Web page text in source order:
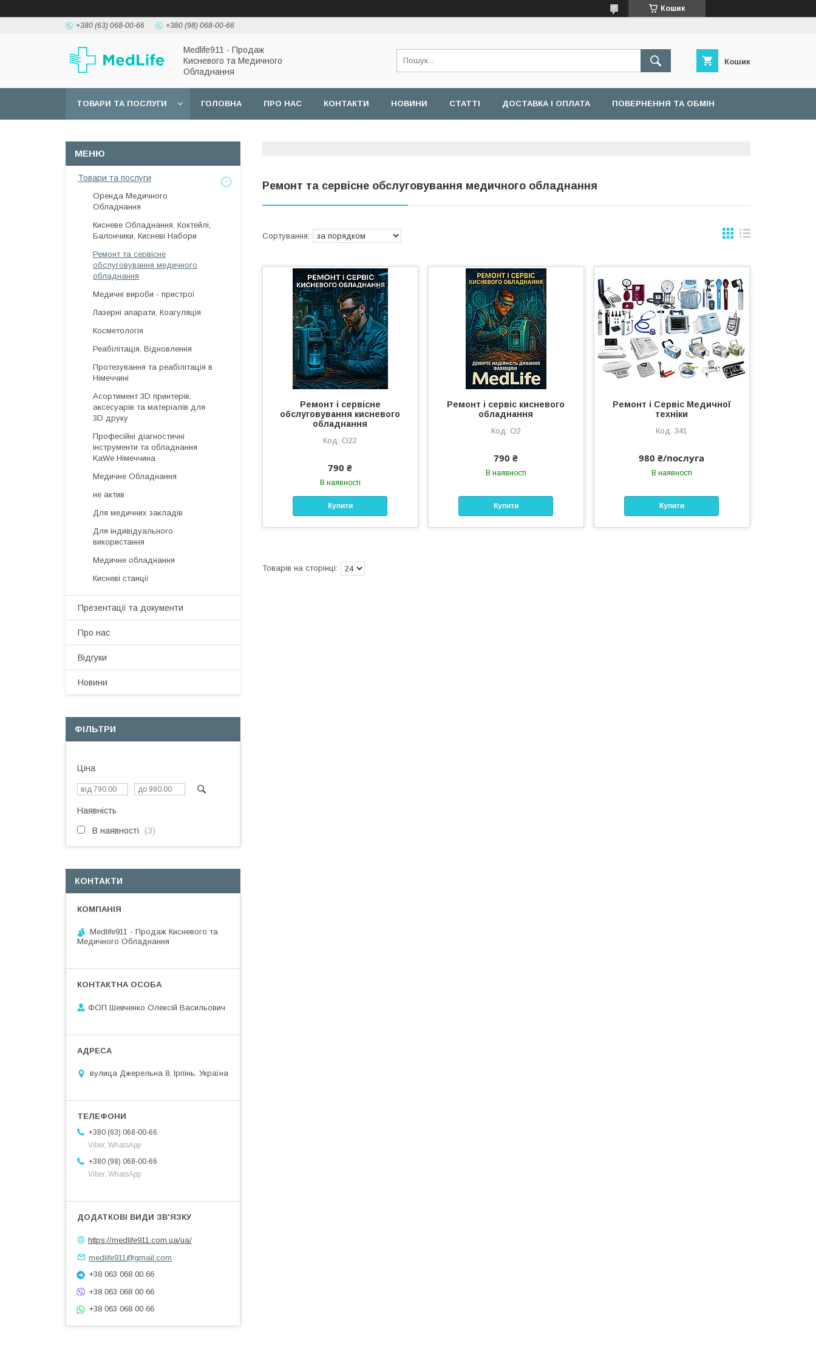
Кошик
+380 (63) 068-00-66 +380 (98) 068-00-66
Medlife911 - Продаж
Кисневого та Медичного
Обладнання
Кошик
ТОВАРИ ТА ПОСЛУГИ ГОЛОВНА ПРО НАС КОНТАКТИ НОВИНИ СТАТТІ ДОСТАВКА І ОПЛАТА ПОВЕРНЕННЯ ТА ОБМІН
Ремонт та сервісне обслуговування медичного обладнання
Ремонт і сервісне
обслуговування кисневого
обладнання
О22
790 ₴
В наявності
Купити
Ремонт і сервіс кисневого
обладнання
О2
790 ₴
В наявності
Купити
Ремонт і Сервіс Медичної
техніки
341
980 ₴/послуга
В наявності
Купити
Товари та послуги
Оренда Медичного
Обладнання
Кисневе Обладнання, Коктейлі,
Балончики, Кисневі Набори
Ремонт та сервісне
обслуговування медичного
обладнання
Медичні вироби - пристрої
Лазерні апарати, Коагуляція
Косметологія
Реабілітація, Відновлення
Протезування та реабілітація в
Німеччині
Асортимент 3D принтерів,
аксесуарів та матеріалів для
3D друку
Професійні діагностичні
інструменти та обладнання
KaWe Німеччина
Медичне Обладнання
не актив
Для медичних закладів
Для індивідуального
використання
Медичне обладнання
Кисневі станції
Презентації та документи
Про нас
Відгуки
Новини
ФІЛЬТРИ
Ціна
Наявність
В наявності 3
КОНТАКТИ
Medlife911 - Продаж Кисневого та
Медичного Обладнання
ФОП Шевченко Олексій Васильович
вулица Джерельна 8, Ірпінь, Україна
+380 (63) 068-00-66
Viber, WhatsApp
+380 (98) 068-00-66
Viber, WhatsApp
https://medlife911.com.ua/ua/
medlife911@gmail.com
+38 063 068 00 66
+38 063 068 00 66
+38 063 068 00 66